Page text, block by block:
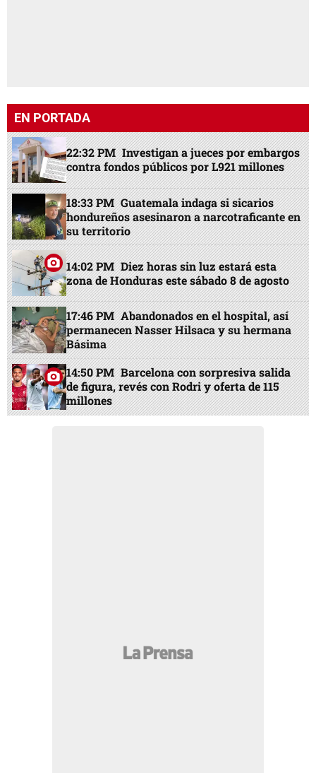
EN PORTADA
22:32 PM Investigan a jueces por embargos
contra fondos públicos por L921 millones
18:33 PM Guatemala indaga si sicarios
hondureños asesinaron a narcotraficante en
su territorio
14:02 PM Diez horas sin luz estará esta
zona de Honduras este sábado 8 de agosto
17:46 PM Abandonados en el hospital, así
permanecen Nasser Hilsaca y su hermana
Básima
14:50 PM Barcelona con sorpresiva salida
de figura, revés con Rodri y oferta de 115
millones